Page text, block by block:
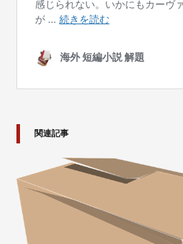
関連記事